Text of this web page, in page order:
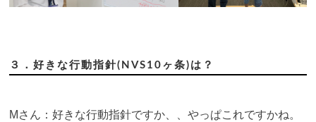
３．好きな行動指針(NVS10ヶ条)は？
Mさん：好きな行動指針ですか、、やっぱこれですかね。